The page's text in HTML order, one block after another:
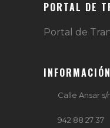
PORTAL DE
Portal de
Calle Ansar
942 88 27 37